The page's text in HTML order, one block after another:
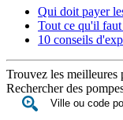
Qui doit payer
Tout ce qu'il
10 conseils
Trouvez les meilleures
Rechercher des